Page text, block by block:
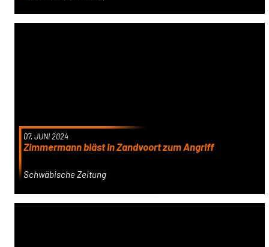
07. JUNI 2024
Zimmermann bläst in Zandvoort zum Angriff
Schwäbische Zeitung